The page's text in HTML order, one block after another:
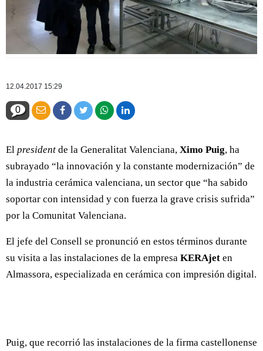
12.04.2017 15:29
0
El president de la Generalitat Valenciana, Ximo Puig, ha
subrayado “la innovación y la constante modernización” de
la industria cerámica valenciana, un sector que “ha sabido
soportar con intensidad y con fuerza la grave crisis sufrida”
por la Comunitat Valenciana.
El jefe del Consell se pronunció en estos términos durante
su visita a las instalaciones de la empresa KERAjet en
Almassora, especializada en cerámica con impresión digital.
Puig, que recorrió las instalaciones de la firma castellonense